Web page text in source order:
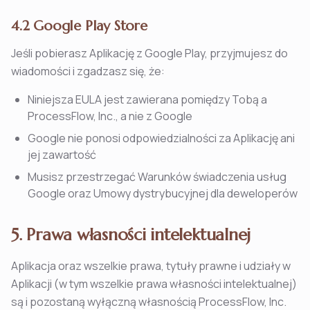
4.2 Google Play Store
Jeśli pobierasz Aplikację z Google Play, przyjmujesz do
wiadomości i zgadzasz się, że:
Niniejsza EULA jest zawierana pomiędzy Tobą a
ProcessFlow, Inc., a nie z Google
Google nie ponosi odpowiedzialności za Aplikację ani
jej zawartość
Musisz przestrzegać Warunków świadczenia usług
Google oraz Umowy dystrybucyjnej dla deweloperów
5. Prawa własności intelektualnej
Aplikacja oraz wszelkie prawa, tytuły prawne i udziały w
Aplikacji (w tym wszelkie prawa własności intelektualnej)
są i pozostaną wyłączną własnością ProcessFlow, Inc.